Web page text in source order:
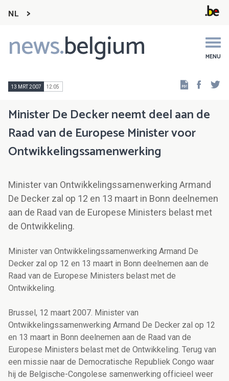
NL
news.belgium MENU
Main
navigation
13 MRT 2007 12:05
Minister De Decker neemt deel aan de
Raad van de Europese Minister voor
Ontwikkelingssamenwerking
Minister van Ontwikkelingssamenwerking Armand
De Decker zal op 12 en 13 maart in Bonn deelnemen
aan de Raad van de Europese Ministers belast met
de Ontwikkeling.
Minister van Ontwikkelingssamenwerking Armand De
Decker zal op 12 en 13 maart in Bonn deelnemen aan de
Raad van de Europese Ministers belast met de
Ontwikkeling.
Brussel, 12 maart 2007. Minister van
Ontwikkelingssamenwerking Armand De Decker zal op 12
en 13 maart in Bonn deelnemen aan de Raad van de
Europese Ministers belast met de Ontwikkeling. Terug van
een missie naar de Democratische Republiek Congo waar
hij de Belgische-Congolese samenwerking officieel weer